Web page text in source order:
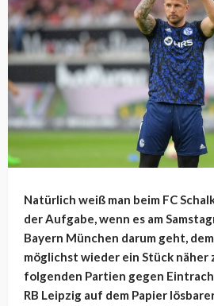
Natürlich weiß man beim FC
der Aufgabe, wenn es am
Bayern München darum geht,
möglichst wieder ein Stück näher
folgenden Partien gegen
RB Leipzig auf dem Papier